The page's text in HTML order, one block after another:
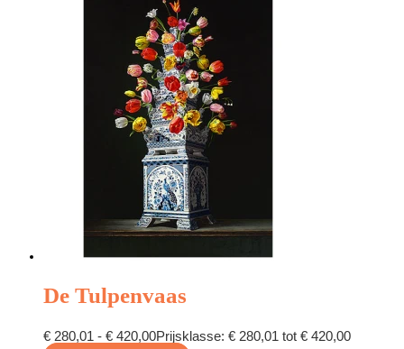
De Tulpenvaas
€ 280,01 - € 420,00Prijsklasse: € 280,01 tot € 420,00